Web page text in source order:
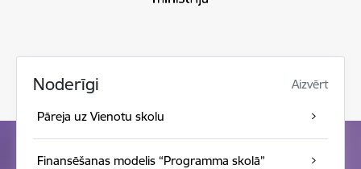
Noderīgi Aizvērt
Pāreja uz Vienotu skolu
Finansēšanas modelis “Programma skolā”